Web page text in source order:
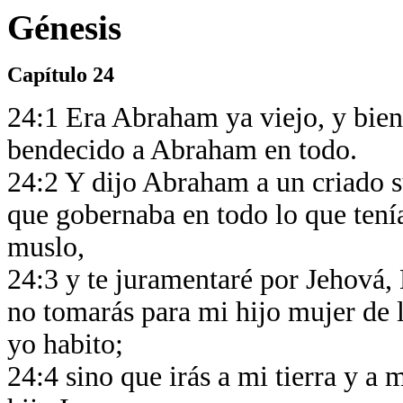
Génesis
Capítulo 24
24:1 Era Abraham ya viejo, y
bendecido a Abraham en todo.
24:2 Y dijo Abraham a un criado
que gobernaba en todo lo que
muslo,
24:3 y te juramentaré por
no tomarás para mi hijo mujer de
yo habito;
24:4 sino que irás a mi tierra y a